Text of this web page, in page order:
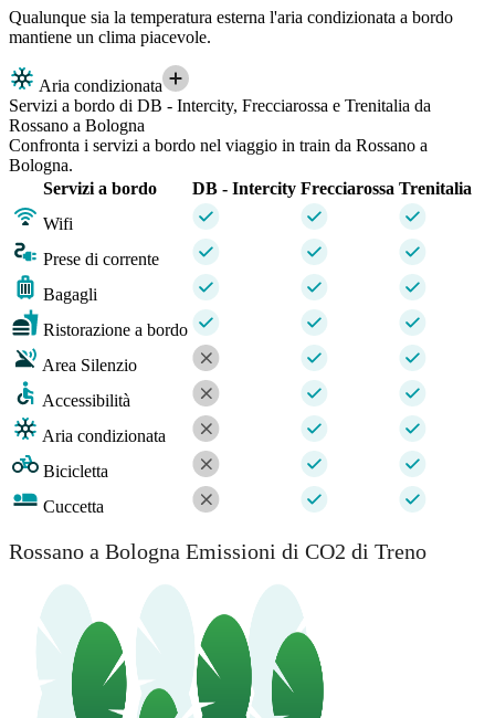
Qualunque sia la temperatura esterna l'aria condizionata a bordo
mantiene un clima piacevole.
Aria condizionata
Servizi a bordo di DB - Intercity, Frecciarossa e Trenitalia da
Rossano a Bologna
Confronta i servizi a bordo nel viaggio in train da Rossano a
Bologna.
Servizi a bordo
DB - Intercity Frecciarossa Trenitalia
Wifi
Prese di corrente
Bagagli
Ristorazione a bordo
Area Silenzio
Accessibilità
Aria condizionata
Bicicletta
Cuccetta
Rossano a Bologna Emissioni di CO2 di Treno